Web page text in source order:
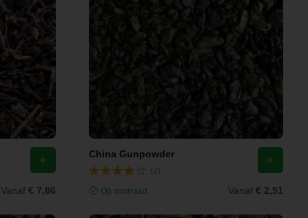
Vanaf € 7,86
China Gunpowder
Op voorraad Vanaf € 2,51